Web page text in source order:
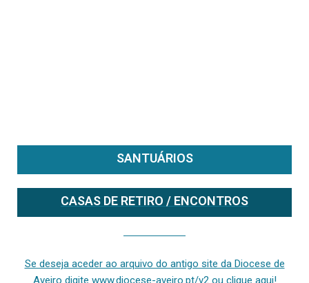
SANTUÁRIOS
CASAS DE RETIRO / ENCONTROS
Se deseja aceder ao arquivo do antigo site da Diocese de
Aveiro digite www.diocese-aveiro.pt/v2 ou clique aqui!